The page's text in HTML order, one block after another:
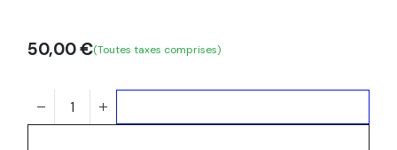
50,00€(Toutes taxes comprises)